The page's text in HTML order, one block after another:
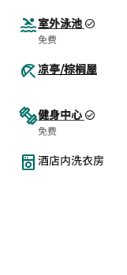
室外泳池
免费
凉亭/棕榈屋
健身中心
免费
酒店内洗衣房